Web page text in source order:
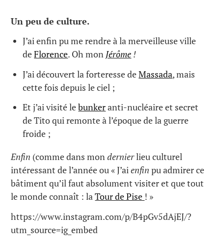
Un peu de culture.
J’ai enfin pu me rendre à la merveilleuse ville
deFlorence. Oh mon Jérôme !
J’ai découvert la forteresse deMassada, mais
cette fois depuis le ciel ;
Et j’ai visité lebunkeranti-nucléaire et secret
de Tito qui remonte à l’époque de la guerre
froide ;
Enfin (comme dans mondernierlieu culturel
intéressant de l’année ou « J’aienfin pu admirer ce
bâtiment qu’il faut absolument visiter et que tout
le monde connaît : laTour de Pise ! »
https://www.instagram.com/p/B4pGv5dAjEJ/?
utm_source=ig_embed